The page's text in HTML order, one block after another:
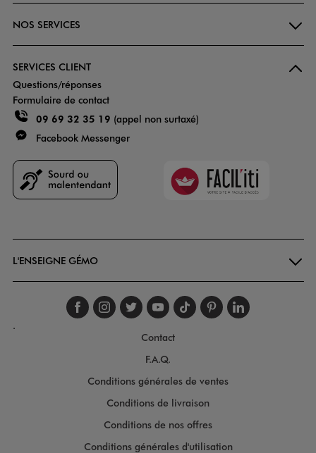
NOS SERVICES
SERVICES CLIENT
Questions/réponses
Formulaire de contact
09 69 32 35 19 (appel non surtaxé)
Facebook Messenger
Faciliti
L'ENSEIGNE GÉMO
Suivez-nous sur
Suivez-nous sur
Suivez-nous sur
Suivez-nous
Suivez-nous
Suivez-
.
Contact
F.A.Q.
Conditions générales de ventes
Conditions de livraison
Conditions de nos offres
Conditions générales d'utilisation